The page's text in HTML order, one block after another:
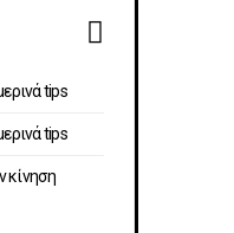
tips
tips
κίνηση